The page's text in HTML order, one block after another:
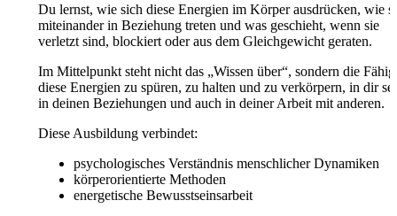
Du lernst, wie sich diese Energien im Körper ausdrücken, wie
miteinander in Beziehung treten und was geschieht, wenn sie
verletzt sind, blockiert oder aus dem Gleichgewicht geraten.
Im Mittelpunkt steht nicht das „Wissen über“, sondern die
diese Energien zu spüren, zu halten und zu verkörpern, in dir
in deinen Beziehungen und auch in deiner Arbeit mit anderen.
Diese Ausbildung verbindet:
psychologisches Verständnis menschlicher Dynamiken
körperorientierte Methoden
energetische Bewusstseinsarbeit